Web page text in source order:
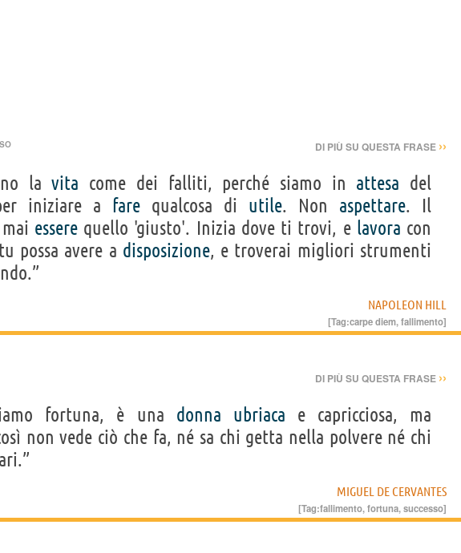
DI PIÙ SU QUESTA FRASE ››
lavita come dei falliti, perché siamo in attesa del
iniziare a fare qualcosa di utile. Non aspettare. Il
esserequello 'giusto'. Inizia dove ti trovi, e lavora con
possa avere a disposizione, e troverai migliori strumenti
NAPOLEON HILL
[Tag:carpe diem,fallimento]
DI PIÙ SU QUESTA FRASE ››
fortuna, è una donna ubriaca e capricciosa, ma
non vede ciò che fa, né sa chi getta nella polvere né chi
MIGUEL DE CERVANTES
[Tag:fallimento,fortuna,successo]